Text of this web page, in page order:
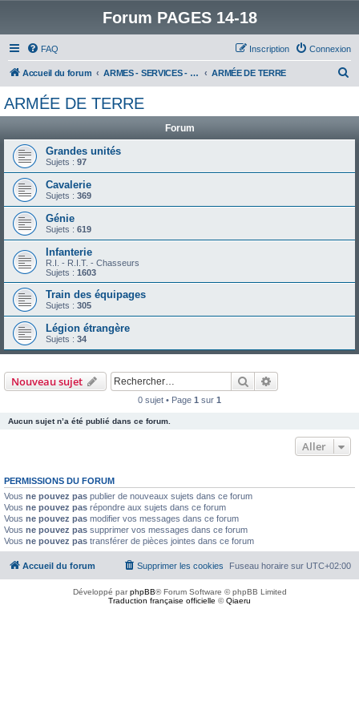
Forum PAGES 14-18
FAQ Connexion
Inscription
Accueil du forum ARMES - SERVICES - UNITES : historiques & discussions ARMÉE DE TERRE
h
ARMÉE DE TERRE
Forum
Grandes unités
Sujets : 97
Cavalerie
Sujets : 369
Génie
Sujets : 619
Infanterie
R.I. - R.I.T. - Chasseurs
Sujets : 1603
Train des équipages
Sujets : 305
Légion étrangère
Sujets : 34
Nouveau sujet Rechercher
0 sujet • Page 1 sur 1
Aucun sujet n’a été publié dans ce forum.
Aller
PERMISSIONS DU FORUM
Vous ne pouvez pas publier de nouveaux sujets dans ce forum
Vous ne pouvez pas répondre aux sujets dans ce forum
Vous ne pouvez pas modifier vos messages dans ce forum
Vous ne pouvez pas supprimer vos messages dans ce forum
Vous ne pouvez pas transférer de pièces jointes dans ce forum
Accueil du forum Fuseau horaire sur UTC+02:00
Supprimer les cookies
Développé parphpBB® Forum Software © phpBB Limited
Traduction française officielle ©Qiaeru